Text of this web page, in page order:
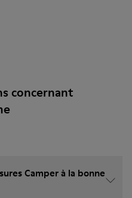
concernant
Camper à la bonne